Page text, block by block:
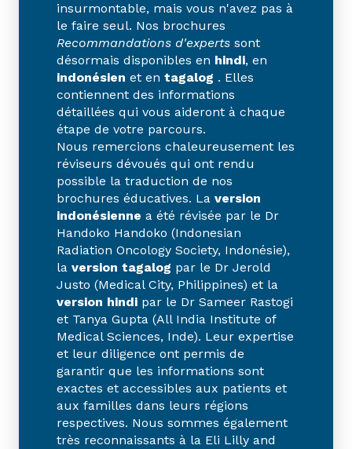
insurmontable, mais vous n'avez pas à
le faire seul. Nos brochures
Recommandations d'experts sont
désormais disponibles en hindi, en
indonésien et en tagalog . Elles
contiennent des informations
détaillées qui vous aideront à chaque
étape de votre parcours.
Nous remercions chaleureusement les
réviseurs dévoués qui ont rendu
possible la traduction de nos
brochures éducatives. La version
indonésienne a été révisée par le Dr
Handoko Handoko (Indonesian
Radiation Oncology Society, Indonésie),
la version tagalog par le Dr Jerold
Justo (Medical City, Philippines) et la
version hindi par le Dr Sameer Rastogi
et Tanya Gupta (All India Institute of
Medical Sciences, Inde). Leur expertise
et leur diligence ont permis de
garantir que les informations sont
exactes et accessibles aux patients et
aux familles dans leurs régions
respectives. Nous sommes également
très reconnaissants à la Eli Lilly and